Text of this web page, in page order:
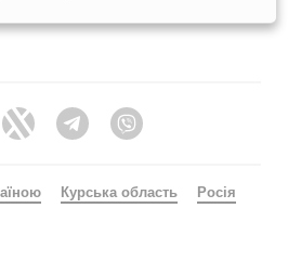
Twitter Telegram
Курська область Росія